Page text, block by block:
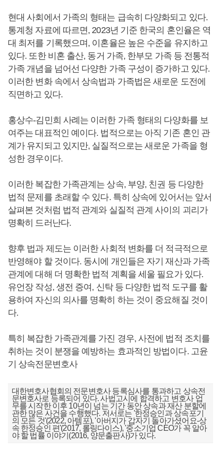
현대 사회에서 가족의 형태는 급속히 다양화되고 있다.
통계청 자료에 따르면, 2023년 기준 한국의 혼인율은 역
대 최저를 기록했으며, 이혼율은 높은 수준을 유지하고
있다. 또한 비혼 출산, 동거 가족, 한부모 가족 등 전통적
가족 개념을 넘어선 다양한 가족 구성이 증가하고 있다.
이러한 변화 속에서 상속법과 가족법은 새로운 도전에
직면하고 있다.
홍상수-김민희 사례는 이러한 가족 형태의 다양화를 보
여주는 대표적인 예이다. 법적으로는 아직 기존 혼인 관
계가 유지되고 있지만, 실질적으로는 새로운 가족을 형
성한 경우이다.
이러한 복잡한 가족관계는 상속, 부양, 친권 등 다양한
법적 문제를 초래할 수 있다. 특히 상속에 있어서는 앞서
살펴본 것처럼 법적 관계와 실질적 관계 사이의 괴리가
명확히 드러난다.
향후 법과 제도는 이러한 사회적 변화를 더 적극적으로
반영해야 할 것이다. 동시에 개인들은 자기 재산과 가족
관계에 대해 더 명확한 법적 계획을 세울 필요가 있다.
유언장 작성, 생전 증여, 신탁 등 다양한 법적 도구를 활
용하여 자신의 의사를 명확히 하는 것이 중요해질 것이
다.
특히 복잡한 가족관계를 가진 경우, 사전에 법적 조치를
취하는 것이 분쟁을 예방하는 효과적인 방법이다. 고윤
기 상속전문변호사
대한변호사협회의 전문변호사 등록심사를 통과하고 상속전
문변호사로 등록되어 있다. 사법고시에 합격하고 변호사 업
무를 시작한 이후 10년이 넘는 기간 동안 상속과 재산 분할에
관한 많은 사건을 수행했다. 저서로는 '한정승인과 상속포기
의 모든 것'(2022, 아템포), '아버지가 갑자기 돌아가셨어요-상
속 한정승인 편'(2017, 롤링다이스), '중소기업 CEO가 꼭 알아
야 할 법률 이야기(2016, 양문출판사)가 있다.